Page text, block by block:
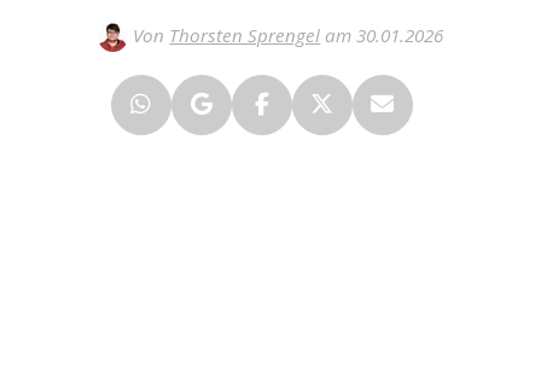
Von Thorsten Sprengel am 30.01.2026